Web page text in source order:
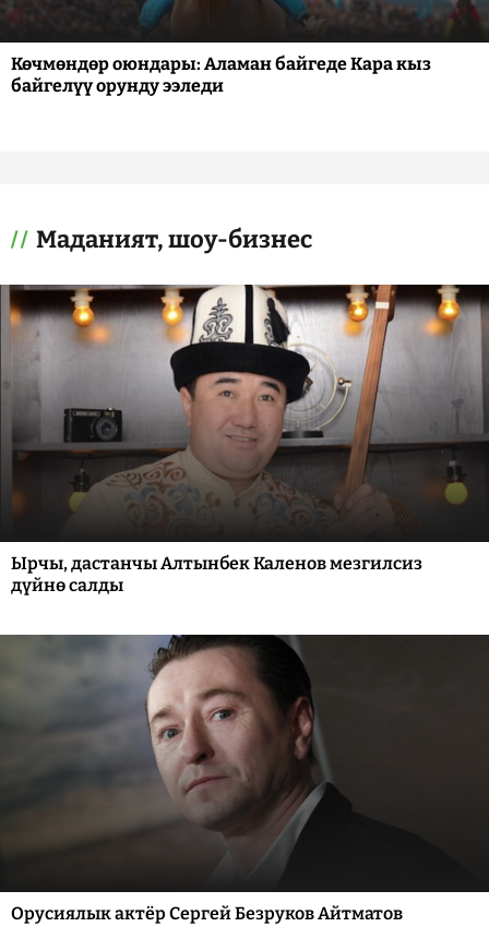
Көчмөндөр оюндары: Аламан байгеде Кара кыз
байгелүү орунду ээледи
Маданият, шоу-бизнес
Ырчы, дастанчы Алтынбек Каленов мезгилсиз
дүйнө салды
Орусиялык актёр Сергей Безруков Айтматов